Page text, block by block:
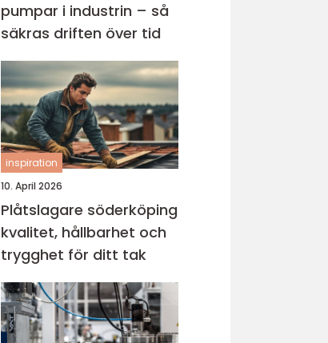
pumpar i industrin – så
säkras driften över tid
inspiration
10. April 2026
Plåtslagare söderköping
kvalitet, hållbarhet och
trygghet för ditt tak